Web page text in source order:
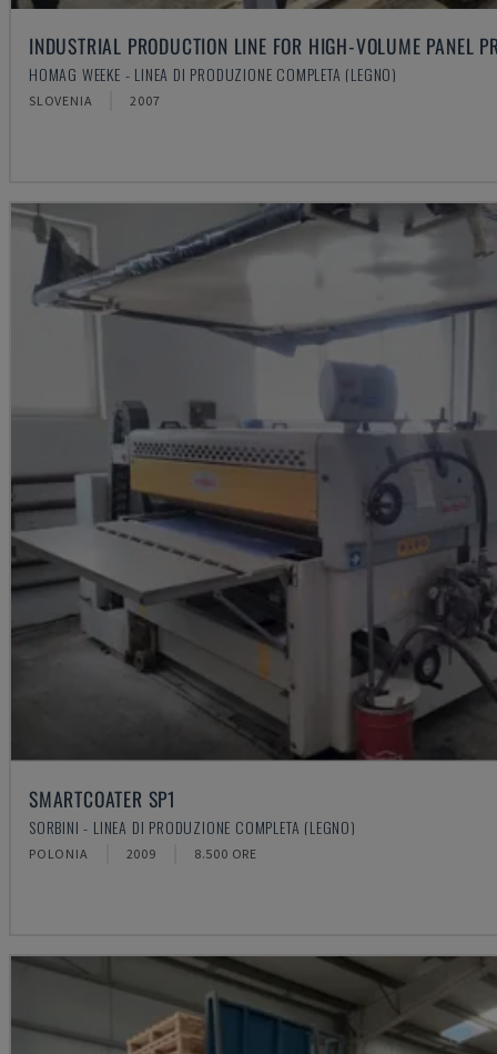
INDUSTRIAL PRODUCTION LINE FOR HIGH-VOLUME PANEL
HOMAG WEEKE - LINEA DI PRODUZIONE COMPLETA (LEGNO)
SLOVENIA 2007
SMARTCOATER SP1
SORBINI - LINEA DI PRODUZIONE COMPLETA (LEGNO)
POLONIA 2009 8.500 ORE